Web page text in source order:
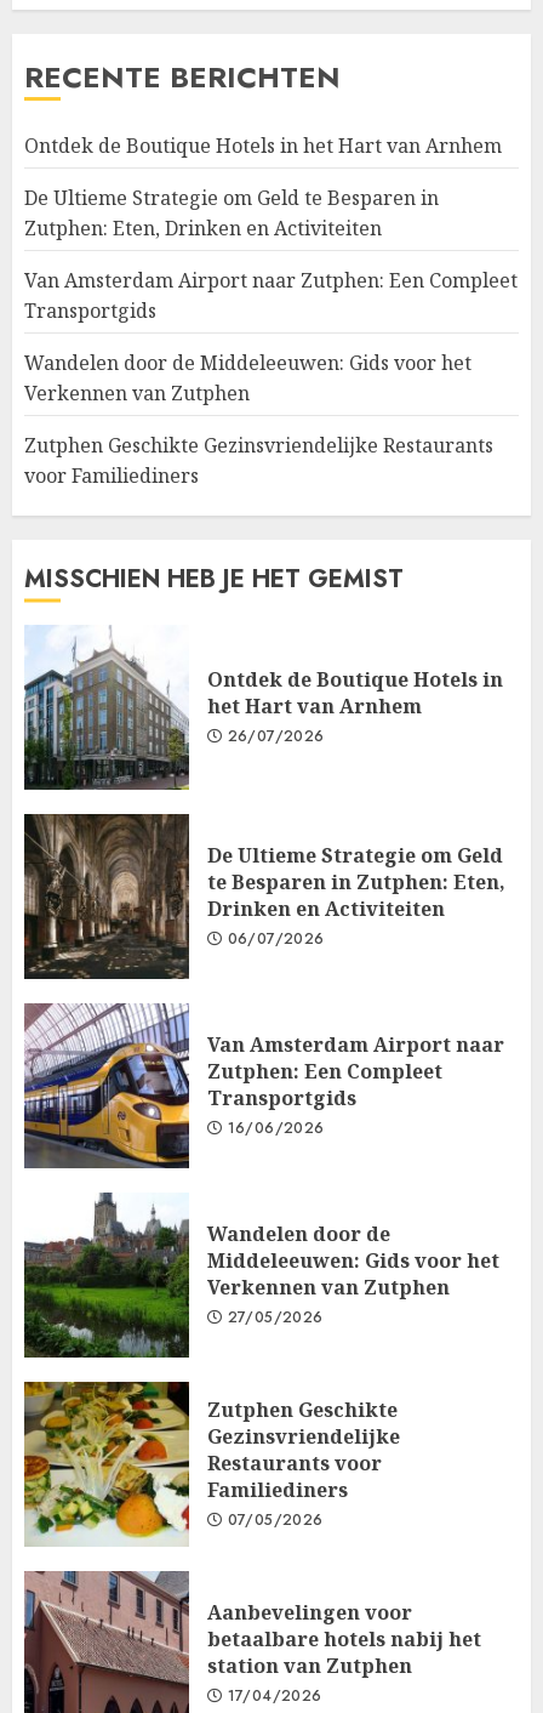
RECENTE BERICHTEN
Ontdek de Boutique Hotels in het Hart van Arnhem
De Ultieme Strategie om Geld te Besparen in
Zutphen: Eten, Drinken en Activiteiten
Van Amsterdam Airport naar Zutphen: Een Compleet
Transportgids
Wandelen door de Middeleeuwen: Gids voor het
Verkennen van Zutphen
Zutphen Geschikte Gezinsvriendelijke Restaurants
voor Familiediners
MISSCHIEN HEB JE HET GEMIST
Ontdek de Boutique Hotels in
het Hart van Arnhem
26/07/2026
De Ultieme Strategie om Geld
te Besparen in Zutphen: Eten,
Drinken en Activiteiten
06/07/2026
Van Amsterdam Airport naar
Zutphen: Een Compleet
Transportgids
16/06/2026
Wandelen door de
Middeleeuwen: Gids voor het
Verkennen van Zutphen
27/05/2026
Zutphen Geschikte
Gezinsvriendelijke
Restaurants voor
Familiediners
07/05/2026
Aanbevelingen voor
betaalbare hotels nabij het
station van Zutphen
17/04/2026